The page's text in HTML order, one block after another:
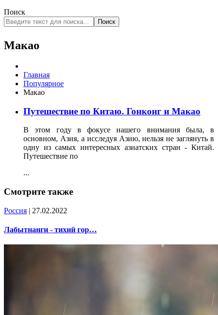
Поиск
Поиск
Макао
Главная
Популярное
Макао
Путешествие по Китаю. Гонконг и Макао
В этом году в фокусе нашего внимания была, в
основном, Азия, а исследуя Азию, нельзя не заглянуть в
одну из самых интересных азиатских стран - Китай.
Путешествие по
...
Смотрите также
Россия | 27.02.2022
Лабытнанги - тихий гор…